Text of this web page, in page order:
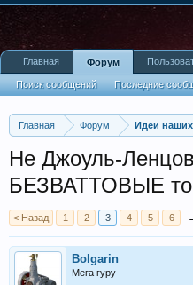
Главная Форум Идеи наших
Не Джоуль-
БЕЗВАТТОВЫЕ
< Назад 1 2 3 4 5 6
Bolgarin
Мега гуру
Главная Форум
Поиск сообщений Последние